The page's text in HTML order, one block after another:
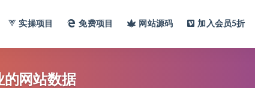
实操项目 免费项目 网站源码 加入会员5折
的网站数据